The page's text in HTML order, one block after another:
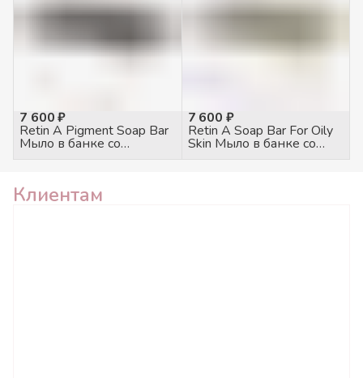
7 600 ₽
Retin A Pigment Soap Bar
Мыло в банке со
7 600 ₽
Retin A Soap Bar For Oily
Skin Мыло в банке со
Клиентам